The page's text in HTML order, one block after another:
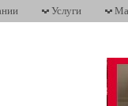
Услуги